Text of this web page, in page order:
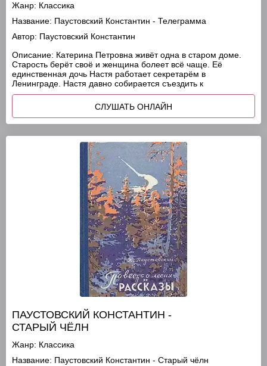
Жанр: Классика
Название: Паустовский Константин - Телеграмма
Автор: Паустовский Константин
Описание: Катерина Петровна живёт одна в старом доме.
Старость берёт своё и женщина болеет всё чаще. Её
единственная дочь Настя работает секретарём в
Ленинграде. Настя давно собирается съездить к
СЛУШАТЬ ОНЛАЙН
ПАУСТОВСКИЙ КОНСТАНТИН -
СТАРЫЙ ЧЁЛН
Жанр: Классика
Название: Паустовский Константин - Старый чёлн